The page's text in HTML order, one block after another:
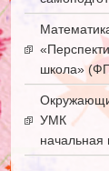
школа»
УМК